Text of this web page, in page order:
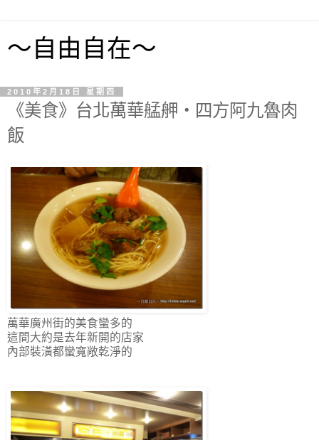
～自由自在～
2010年2月18日 星期四
《美食》台北萬華艋舺‧四方阿九魯肉
飯
萬華廣州街的美食蠻多的
這間大約是去年新開的店家
內部裝潢都蠻寬敞乾淨的